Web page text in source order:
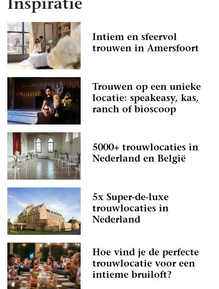
Inspiratie
Intiem en sfeervol
trouwen in Amersfoort
Trouwen op een unieke
locatie: speakeasy, kas,
ranch of bioscoop
5000+ trouwlocaties in
Nederland en België
5x Super-de-luxe
trouwlocaties in
Nederland
Hoe vind je de perfecte
trouwlocatie voor een
intieme bruiloft?